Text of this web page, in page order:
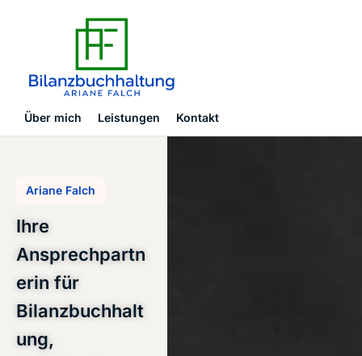
Über mich Leistungen Kontakt
Ariane Falch
Ihre
Ansprechpartn
erin für
Bilanzbuchhalt
ung,